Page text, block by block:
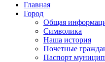
Главная
Город
Общая
Символика
Наша история
Почетные
Паспорт